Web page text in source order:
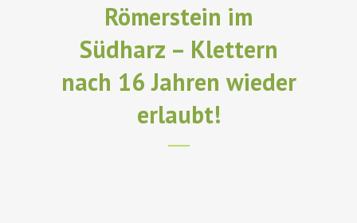
Römerstein im
Südharz – Klettern
nach 16 Jahren wieder
erlaubt!